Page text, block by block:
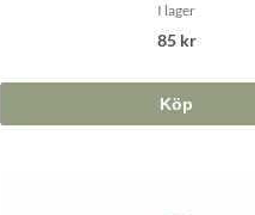
I lager
85 kr
Köp